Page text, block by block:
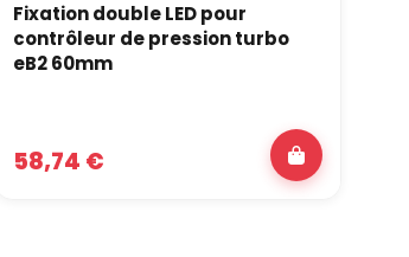
Fixation double LED pour
contrôleur de pression turbo
eB2 60mm
58,74 €